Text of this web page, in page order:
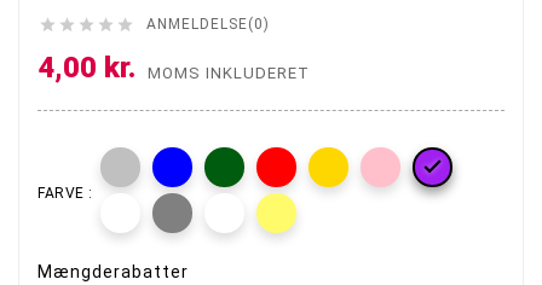
     ANMELDELSE(0)
4,00 kr. MOMS INKLUDERET
FARVE :

Mængderabatter